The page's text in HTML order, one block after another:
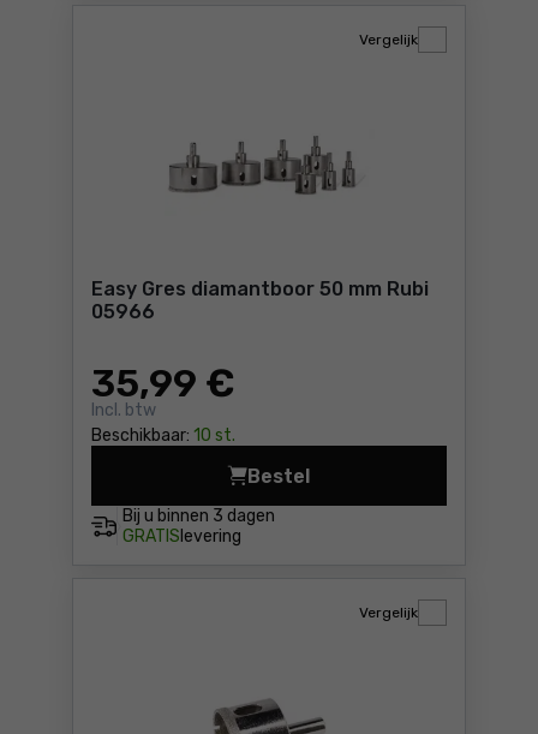
Easy Gres diamantboor 50 mm Rubi
05966
35,99 €
Incl. btw
Beschikbaar: 10 st.
Vergelijk
Bij u binnen 3 dagen
GRATIS levering
Bestel
Easy Gres diamantboor 50
Vergelijk